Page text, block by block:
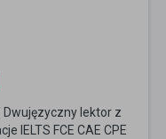
lektor z
IELTS FCE CAE CPE